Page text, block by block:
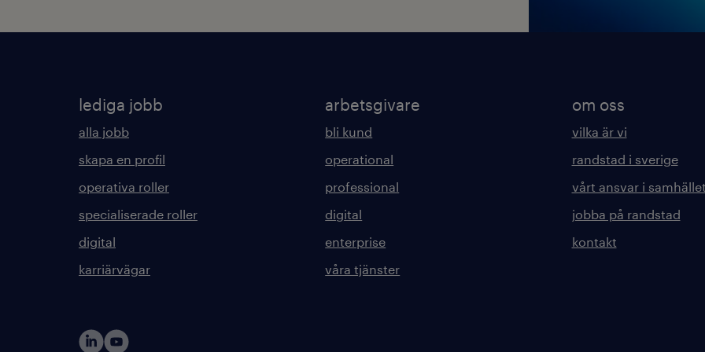
lediga jobb
alla jobb
skapa en profil
operativa roller
specialiserade roller
digital
karriärvägar
arbetsgivare
bli kund
operational
professional
digital
enterprise
våra tjänster
om oss
vilka är vi
randstad i sverige
vårt ansvar i
jobba på randstad
kontakt